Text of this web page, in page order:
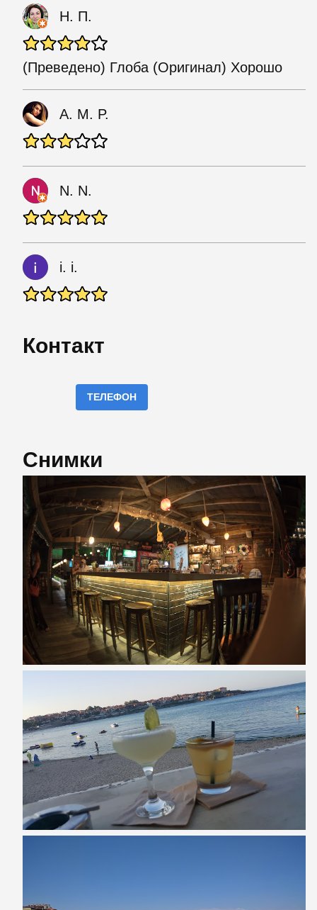
Н. П.
(Преведено) Глоба (Оригинал) Хорошо
A. M. P.
N. N.
i. i.
Контакт
ТЕЛЕФОН
Снимки